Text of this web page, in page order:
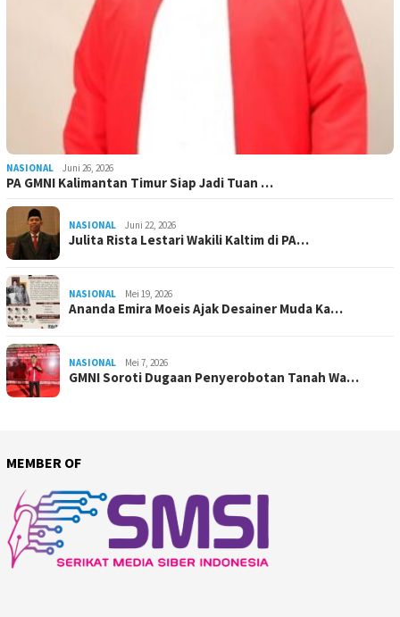
NASIONAL Juni 26, 2026
PA GMNI Kalimantan Timur Siap Jadi Tuan …
NASIONAL Juni 22, 2026
Julita Rista Lestari Wakili Kaltim di PA…
NASIONAL Mei 19, 2026
Ananda Emira Moeis Ajak Desainer Muda Ka…
NASIONAL Mei 7, 2026
GMNI Soroti Dugaan Penyerobotan Tanah Wa…
MEMBER OF